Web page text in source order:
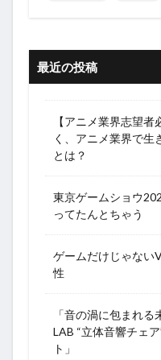
最近の投稿
【アニメ業界志望
く、アニメ業界で生
とは？
東京ゲームショウ
ってたんとちゃう
ゲームだけじゃない
性
「音の渦に包まれ
LAB “立体音響チェ
ト」